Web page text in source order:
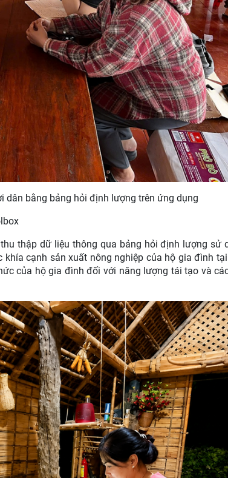
dân bằng bảng hỏi định lượng trên ứng dụng
thập dữ liệu thông qua bảng hỏi định lượng sử
cạnh sản xuất nông nghiệp của hộ gia đình
của hộ gia đình đối với năng lượng tái tạo và